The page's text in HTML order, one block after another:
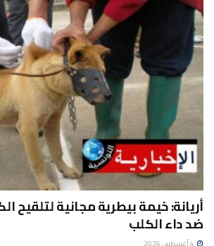
أريانة: خيمة بيطرية مجانية لتلقيح
ضد داء الكلب